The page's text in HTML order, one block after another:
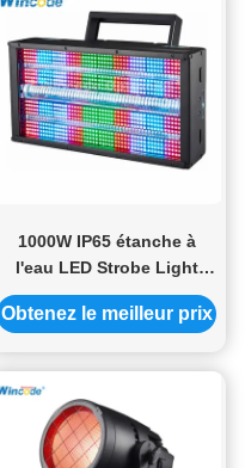
1000W IP65 étanche à
l'eau LED Strobe Light
Cool Blanc + RGB DMX512
Obtenez le meilleur prix